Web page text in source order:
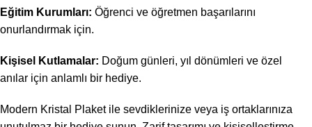
Eğitim Kurumları: Öğrenci ve öğretmen başarılarını
onurlandırmak için.
Kişisel Kutlamalar: Doğum günleri, yıl dönümleri ve özel
anılar için anlamlı bir hediye.
Modern Kristal Plaket ile sevdiklerinize veya iş ortaklarınıza